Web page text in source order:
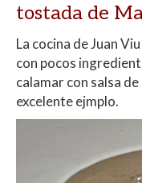
tostada de
La cocina de Juan
con pocos
calamar con salsa
excelente ejmplo.